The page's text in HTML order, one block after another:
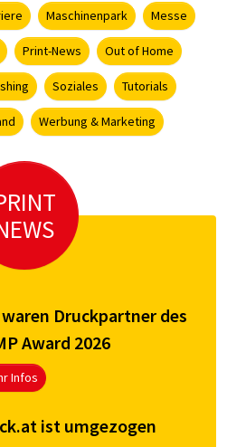
Maschinenpark Messe
Print-News Out of Home
Soziales Tutorials
Werbung & Marketing
Druckpartner des
Award 2026
Infos
ist umgezogen